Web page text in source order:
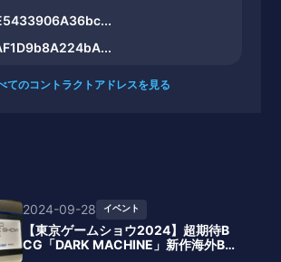
てのコントラクトアドレスを見る
2024-09-28 イベント
【東京ゲームショウ2024】超期待B
CG「DARK MACHINE」新作海外BC